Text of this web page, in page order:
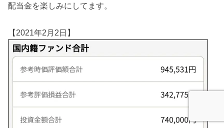
配当金を楽しみにしてます。
【2021年2月2日】